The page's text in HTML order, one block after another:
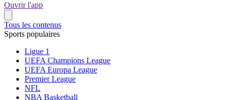
Ouvrir l'app
Tous les contenus
Sports populaires
Ligue 1
UEFA Champions League
UEFA Europa League
Premier League
NFL
NBA Basketball